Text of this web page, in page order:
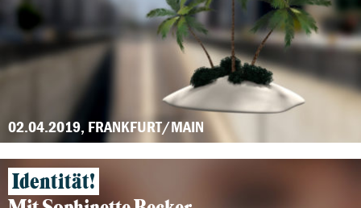
02.04.2019, FRANKFURT/MAIN
Identität!